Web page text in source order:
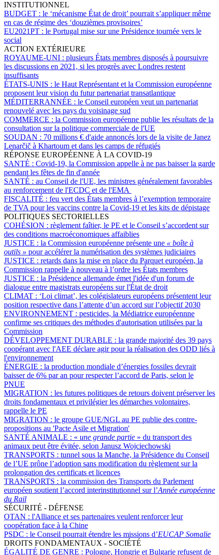
INSTITUTIONNEL
BUDGET : le ‘mécanisme État de droit’ pourrait s’appliquer même
en cas de régime des ‘douzièmes provisoires’
EU2021PT : le Portugal mise sur une Présidence tournée vers le
social
ACTION EXTÉRIEURE
ROYAUME-UNI : plusieurs États membres disposés à poursuivre
les discussions en 2021, si les progrès avec Londres restent
insuffisants
ÉTATS-UNIS : le Haut Représentant et la Commission européenne
proposent leur vision du futur partenariat transatlantique
MÉDITERRANNÉE : le Conseil européen veut un partenariat
renouvelé avec les pays du voisinage sud
COMMERCE : la Commission européenne publie les résultats de la
consultation sur la politique commerciale de l'UE
SOUDAN : 70 millions € d'aide annoncés lors de la visite de Janez
Lenarčič à Khartoum et dans les camps de réfugiés
RÉPONSE EUROPÉENNE À LA COVID-19
SANTÉ : Covid-19, la Commission appelle à ne pas baisser la garde
pendant les fêtes de fin d'année
SANTÉ : au Conseil de l'UE, les ministres généralement favorables
au renforcement de l'ECDC et de l'EMA
FISCALITÉ : feu vert des États membres à l’exemption temporaire
de TVA pour les vaccins contre la Covid-19 et les kits de dépistage
POLITIQUES SECTORIELLES
COHÉSION : règlement faîtier, le PE et le Conseil s’accordent sur
des conditions macroéconomiques affaiblies
JUSTICE : la Commission européenne présente une « boîte à
outils » pour accélérer la numérisation des systèmes judiciaires
JUSTICE : retards dans la mise en place du Parquet européen, la
Commission rappelle à nouveau à l’ordre les États membres
JUSTICE : la Présidence allemande émet l'idée d'un forum de
dialogue entre magistrats européens sur l'État de droit
CLIMAT : ‘Loi climat’, les colégislateurs européens présentent leur
position respective dans l’attente d’un accord sur l’objectif 2030
ENVIRONNEMENT : pesticides, la Médiatrice européennne
confirme ses critiques des méthodes d'autorisation utilisées par la
Commission
DÉVELOPPEMENT DURABLE : la grande majorité des 39 pays
coopérant avec l'AEE déclare agir pour la réalisation des ODD liés à
l'environnement
ÉNERGIE : la production mondiale d’énergies fossiles devrait
baisser de 6% par an pour respecter l’accord de Paris, selon le
PNUE
MIGRATION : les futures politiques de retours doivent préserver les
droits fondamentaux et privilégier les démarches volontaires,
rappelle le PE
MIGRATION : le groupe GUE/NGL au PE publie des contre-
propositions au 'Pacte Asile et Migration'
SANTÉ ANIMALE : « une grande partie » du transport des
animaux peut être évitée, selon Janusz Wojciechowski
TRANSPORTS : tunnel sous la Manche, la Présidence du Conseil
de l’UE prône l’adoption sans modification du règlement sur la
prolongation des certificats et licences
TRANSPORTS : la commission des Transports du Parlement
européen soutient l’accord interinstitutionnel sur l’Année européenne
du Rail
SÉCURITÉ - DÉFENSE
OTAN : l'Alliance et ses partenaires veulent renforcer leur
coopération face à la Chine
PSDC : le Conseil pourrait étendre les missions d’EUCAP Somalie
DROITS FONDAMENTAUX - SOCIÉTÉ
ÉGALITÉ DE GENRE : Pologne, Hongrie et Bulgarie refusent de